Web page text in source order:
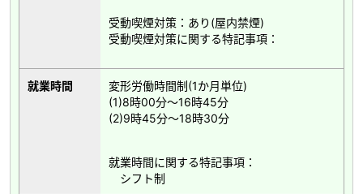
受動喫煙対策：あり(屋内禁煙)
受動喫煙対策に関する特記事項：
就業時間
変形労働時間制(1か月単位)
(1)8時00分～16時45分
(2)9時45分～18時30分
就業時間に関する特記事項：
シフト制